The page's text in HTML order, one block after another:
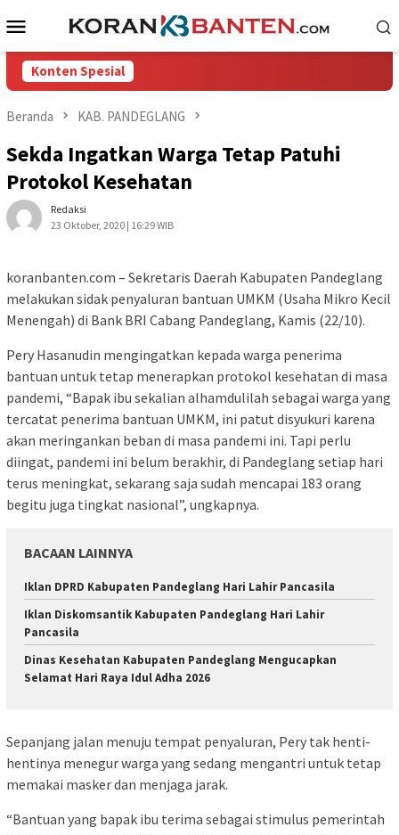
ke
Menu
Mobile
Konten Spesial
Beranda KAB. PANDEGLANG
Sekda Ingatkan Warga Tetap Patuhi
Protokol Kesehatan
Redaksi
23 Oktober, 2020 | 16:29 WIB
koranbanten.com – Sekretaris Daerah Kabupaten Pandeglang
melakukan sidak penyaluran bantuan UMKM (Usaha Mikro Kecil
Menengah) di Bank BRI Cabang Pandeglang, Kamis (22/10).
Pery Hasanudin mengingatkan kepada warga penerima
bantuan untuk tetap menerapkan protokol kesehatan di masa
pandemi, “Bapak ibu sekalian alhamdulilah sebagai warga yang
tercatat penerima bantuan UMKM, ini patut disyukuri karena
akan meringankan beban di masa pandemi ini. Tapi perlu
diingat, pandemi ini belum berakhir, di Pandeglang setiap hari
terus meningkat, sekarang saja sudah mencapai 183 orang
begitu juga tingkat nasional”, ungkapnya.
BACAAN LAINNYA
Iklan DPRD Kabupaten Pandeglang Hari Lahir Pancasila
Iklan Diskomsantik Kabupaten Pandeglang Hari Lahir
Pancasila
Dinas Kesehatan Kabupaten Pandeglang Mengucapkan
Selamat Hari Raya Idul Adha 2026
Sepanjang jalan menuju tempat penyaluran, Pery tak henti-
hentinya menegur warga yang sedang mengantri untuk tetap
memakai masker dan menjaga jarak.
“Bantuan yang bapak ibu terima sebagai stimulus pemerintah